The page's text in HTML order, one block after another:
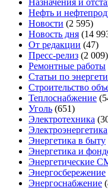
Назначения и
Нефть и
Новости (2 595)
Новость дня (14
От редакции (47)
Пресс-релиз (2 009)
Ремонтные работы
Статьи по
Строительство
Теплоснабжение
Уголь (651)
Электротехника
Электроэнергетика
Энергетика в быту
Энергетика и
Энергетические
Энергосбережение
Энергоснабжение